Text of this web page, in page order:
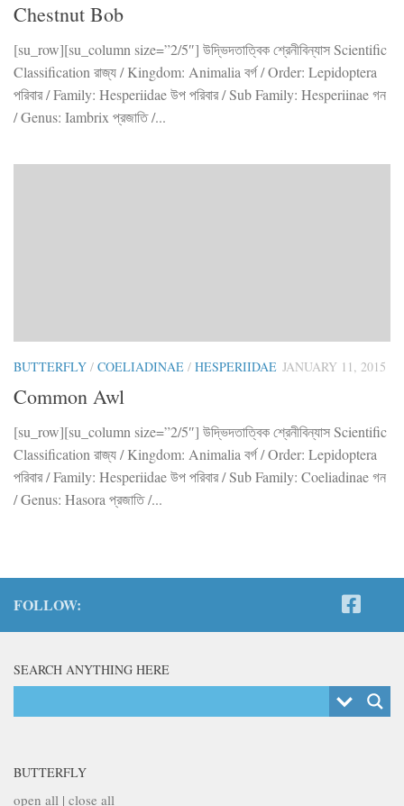
Chestnut Bob
[su_row][su_column size=”2/5″] উদ্ভিদতাত্বিক শ্রেনীবিন্যাস Scientific
Classification রাজ্য / Kingdom: Animalia বর্গ / Order: Lepidoptera
পরিবার / Family: Hesperiidae উপ পরিবার / Sub Family: Hesperiinae গন
/ Genus: Iambrix প্রজাতি /...
BUTTERFLY / COELIADINAE / HESPERIIDAE JANUARY 11, 2015
Common Awl
[su_row][su_column size=”2/5″] উদ্ভিদতাত্বিক শ্রেনীবিন্যাস Scientific
Classification রাজ্য / Kingdom: Animalia বর্গ / Order: Lepidoptera
পরিবার / Family: Hesperiidae উপ পরিবার / Sub Family: Coeliadinae গন
/ Genus: Hasora প্রজাতি /...
FOLLOW:
SEARCH ANYTHING HERE
BUTTERFLY
open all | close all